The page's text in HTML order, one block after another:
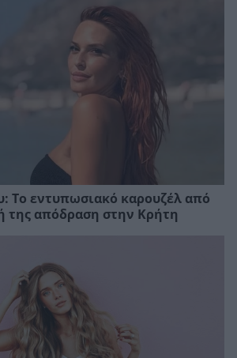
Το εντυπωσιακό καρουζέλ από
της απόδραση στην Κρήτη